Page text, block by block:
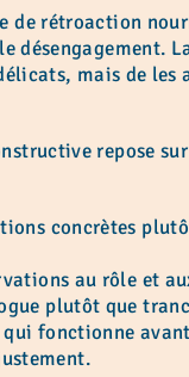
de rétroaction
désengagement.
mais de les
repose
concrètes
au rôle et
plutôt que
fonctionne